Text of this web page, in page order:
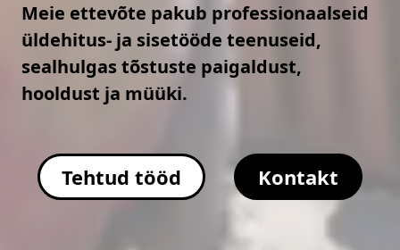
Meie ettevõte pakub professionaalseid
üldehitus- ja sisetööde teenuseid,
sealhulgas tõstuste paigaldust,
hooldust ja müüki.
Tehtud tööd Kontakt